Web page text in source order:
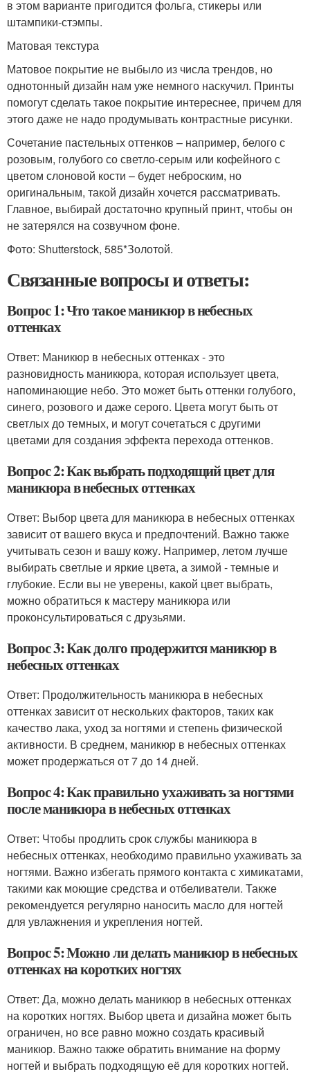
в этом варианте пригодится фольга, стикеры или
штампики-стэмпы.
Матовая текстура
Матовое покрытие не выбыло из числа трендов, но
однотонный дизайн нам уже немного наскучил. Принты
помогут сделать такое покрытие интереснее, причем для
этого даже не надо продумывать контрастные рисунки.
Сочетание пастельных оттенков – например, белого с
розовым, голубого со светло-серым или кофейного с
цветом слоновой кости – будет неброским, но
оригинальным, такой дизайн хочется рассматривать.
Главное, выбирай достаточно крупный принт, чтобы он
не затерялся на созвучном фоне.
Фото: Shutterstock, 585*Золотой.
Связанные вопросы и ответы:
Вопрос 1: Что такое маникюр в небесных
оттенках
Ответ: Маникюр в небесных оттенках - это
разновидность маникюра, которая использует цвета,
напоминающие небо. Это может быть оттенки голубого,
синего, розового и даже серого. Цвета могут быть от
светлых до темных, и могут сочетаться с другими
цветами для создания эффекта перехода оттенков.
Вопрос 2: Как выбрать подходящий цвет для
маникюра в небесных оттенках
Ответ: Выбор цвета для маникюра в небесных оттенках
зависит от вашего вкуса и предпочтений. Важно также
учитывать сезон и вашу кожу. Например, летом лучше
выбирать светлые и яркие цвета, а зимой - темные и
глубокие. Если вы не уверены, какой цвет выбрать,
можно обратиться к мастеру маникюра или
проконсультироваться с друзьями.
Вопрос 3: Как долго продержится маникюр в
небесных оттенках
Ответ: Продолжительность маникюра в небесных
оттенках зависит от нескольких факторов, таких как
качество лака, уход за ногтями и степень физической
активности. В среднем, маникюр в небесных оттенках
может продержаться от 7 до 14 дней.
Вопрос 4: Как правильно ухаживать за ногтями
после маникюра в небесных оттенках
Ответ: Чтобы продлить срок службы маникюра в
небесных оттенках, необходимо правильно ухаживать за
ногтями. Важно избегать прямого контакта с химикатами,
такими как моющие средства и отбеливатели. Также
рекомендуется регулярно наносить масло для ногтей
для увлажнения и укрепления ногтей.
Вопрос 5: Можно ли делать маникюр в небесных
оттенках на коротких ногтях
Ответ: Да, можно делать маникюр в небесных оттенках
на коротких ногтях. Выбор цвета и дизайна может быть
ограничен, но все равно можно создать красивый
маникюр. Важно также обратить внимание на форму
ногтей и выбрать подходящую её для коротких ногтей.